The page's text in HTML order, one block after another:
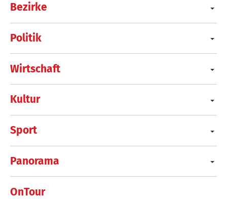
Bezirke
Politik
Wirtschaft
Kultur
Sport
Panorama
OnTour